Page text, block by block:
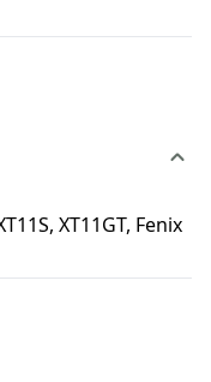
XT11GT, Fenix